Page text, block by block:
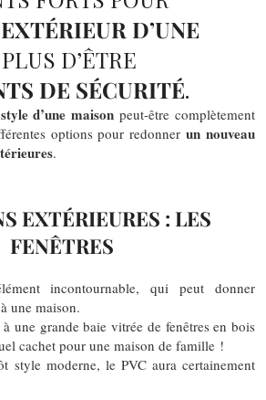
D’UNE
D’ÊTRE
DE SÉCURITÉ.
style d’une maisonpeut-être complètement
options pour redonnerun nouveau
.
EXTÉRIEURES : LES
FENÊTRES
incontournable, qui peut donner
une maison.
une grande baie vitrée de fenêtres en bois
cachet pour une maison de famille !
style moderne, le PVC aura certainement